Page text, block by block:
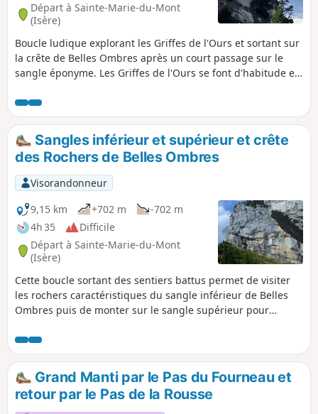
Départ à Sainte-Marie-du-Mont
(Isère)
Boucle ludique explorant les Griffes de l'Ours et sortant sur
la crête de Belles Ombres après un court passage sur le
sangle éponyme. Les Griffes de l'Ours se font d'habitude en
remonter sur la crête via quelques passages rocheux et
ainsi d'admirer les Griffes de l'Ours sous tous les angles.
Sangles inférieur et supérieur et crête
des Rochers de Belles Ombres
Visorandonneur
9,15 km
+702 m
-702 m
4h 35
Difficile
Départ à Sainte-Marie-du-Mont
(Isère)
Cette boucle sortant des sentiers battus permet de visiter
les rochers caractéristiques du sangle inférieur de Belles
Ombres puis de monter sur le sangle supérieur pour
sur la crête pour revenir par les Rochers de Belles Ombres
jusqu'au col éponyme.
Grand Manti par le Pas du Fourneau et
retour par le Pas de la Rousse